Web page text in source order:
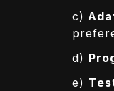
c)
d)
e)